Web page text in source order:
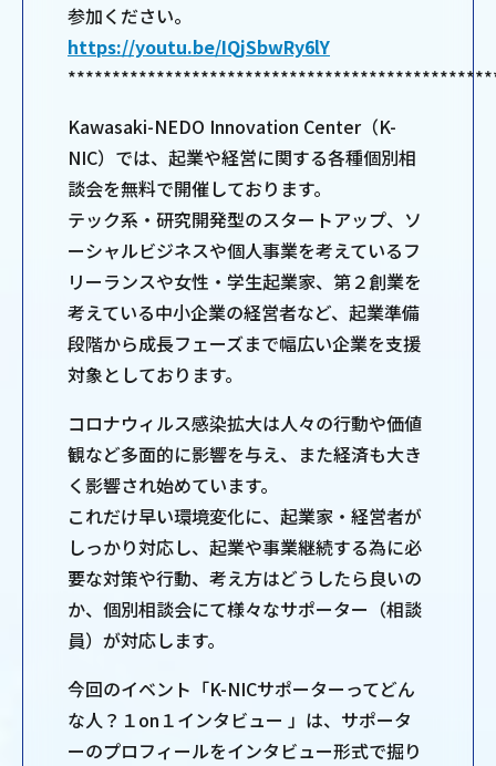
参加ください。
https://youtu.be/IQjSbwRy6lY
Kawasaki-NEDO Innovation Center（K-
NIC）では、起業や経営に関する各種個別相
談会を無料で開催しております。
テック系・研究開発型のスタートアップ、ソ
ーシャルビジネスや個人事業を考えているフ
リーランスや女性・学生起業家、第２創業を
考えている中小企業の経営者など、起業準備
段階から成長フェーズまで幅広い企業を支援
対象としております。
コロナウィルス感染拡大は人々の行動や価値
観など多面的に影響を与え、また経済も大き
く影響され始めています。
これだけ早い環境変化に、起業家・経営者が
しっかり対応し、起業や事業継続する為に必
要な対策や行動、考え方はどうしたら良いの
か、個別相談会にて様々なサポーター（相談
員）が対応します。
今回のイベント「K-NICサポーターってどん
な人？１on１インタビュー 」は、サポータ
ーのプロフィールをインタビュー形式で掘り